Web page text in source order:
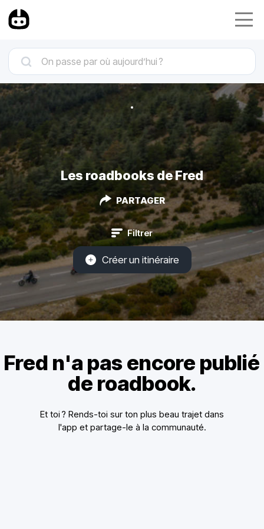
Les roadbooks de Fred
PARTAGER
Filtrer
Créer un itinéraire
Fred n'a pas encore publié
de roadbook.
Et toi ? Rends-toi sur ton plus beau trajet dans
l'app et partage-le à la communauté.